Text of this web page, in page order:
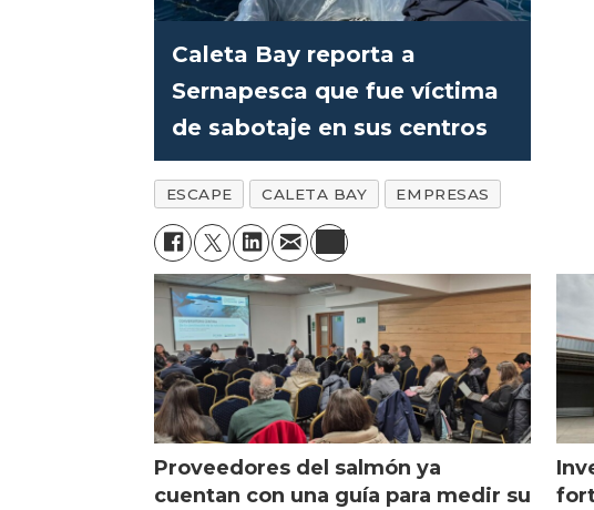
Caleta Bay reporta a
Sernapesca que fue víctima
de sabotaje en sus centros
ESCAPE CALETA BAY EMPRESAS
Proveedores del salmón ya
cuentan con una guía para medir su